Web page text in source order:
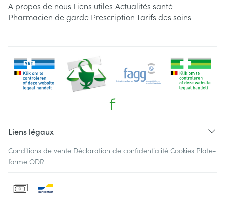
A propos de nous Liens utiles Actualités santé
Pharmacien de garde PrescriptionTarifs des soins
Liens légaux
Conditions de vente Déclaration de confidentialité Cookies Plate-
forme ODR